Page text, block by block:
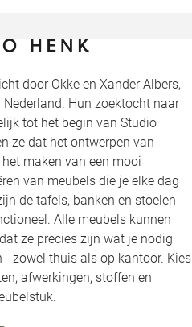
door Okke en Xander Albers,
Hun zoektocht naar
tot het begin van Studio
ze dat het ontwerpen van
maken van een mooi
van meubels die je elke dag
de tafels, banken en stoelen
Alle meubels kunnen
ze precies zijn wat je nodig
zowel thuis als op kantoor. Kies
afwerkingen, stoffen en